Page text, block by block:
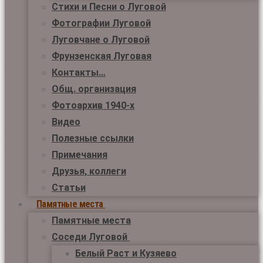
Стихи и Песни о Луговой
Фотографии Луговой
Луговчане о Луговой
Фрунзенская Луговая
Контакты…
Общ. организация
Фотоархив 1940-х
Видео
Полезные ссылки
Примечания
Друзья, коллеги
Статьи
Памятные места
Памятные места
Соседи Луговой
Белый Раст и Кузяево